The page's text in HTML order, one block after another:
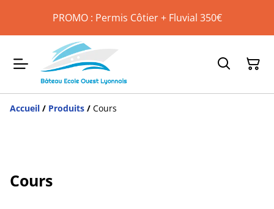
PROMO : Permis Côtier + Fluvial 350€
Accueil / Produits / Cours
Cours